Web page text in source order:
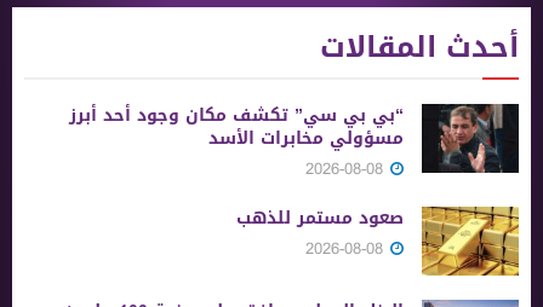
أحدث المقالات
“بي بي سي” تكشف مكان وجود أحد أبرز
مسؤولي مخابرات الأسد
صعود مستمر للذهب